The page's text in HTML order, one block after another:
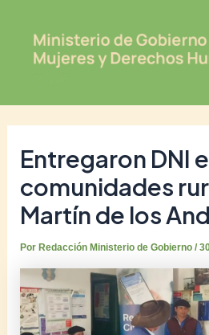
contenido
Entregaron DNI
comunidades
Martín de los
Por Redacción Ministerio de Gobierno/
navigation